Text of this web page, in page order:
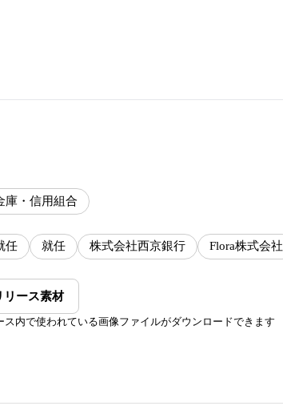
庫・信用組合
任 就任 株式会社西京銀行 Flora株式会社
リース素材
ス内で使われている画像ファイルがダウンロードできます